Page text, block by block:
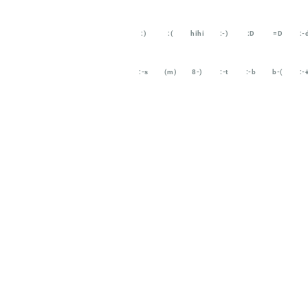
:) :( hihi :-) :D =D :-d
:-s (m) 8-) :-t :-b b-( :-